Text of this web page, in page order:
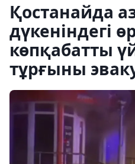
Қостанайда
дүкеніндегі
көпқабатты
тұрғыны